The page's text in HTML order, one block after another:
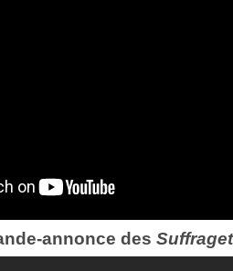
annonce des